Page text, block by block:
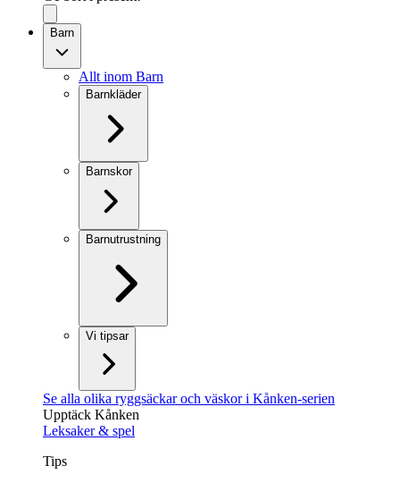
Barn
Allt inom Barn
Barnkläder
Barnskor
Barnutrustning
Vi tipsar
Se alla olika ryggsäckar och väskor i Kånken-serien
Upptäck Kånken
Leksaker & spel
Tips